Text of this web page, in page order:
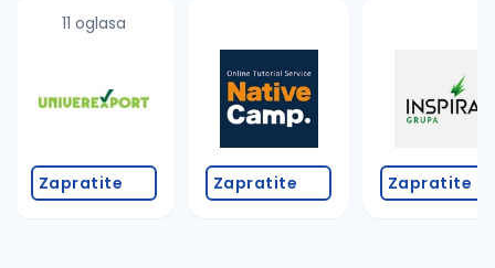
11 oglasa
Zapratite Zapratite Zapratite